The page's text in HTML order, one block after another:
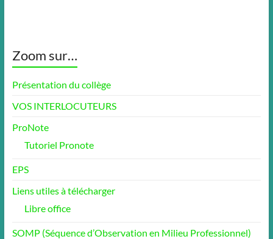
Zoom sur…
Présentation du collège
VOS INTERLOCUTEURS
ProNote
Tutoriel Pronote
EPS
Liens utiles à télécharger
Libre office
SOMP (Séquence d’Observation en Milieu Professionnel)